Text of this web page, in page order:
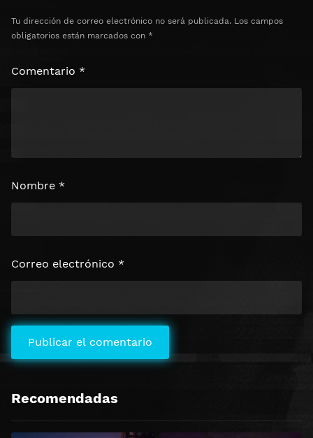
Tu dirección de correo electrónico no será publicada. Los campos
obligatorios están marcados con *
Comentario *
Nombre *
Correo electrónico *
Recomendadas